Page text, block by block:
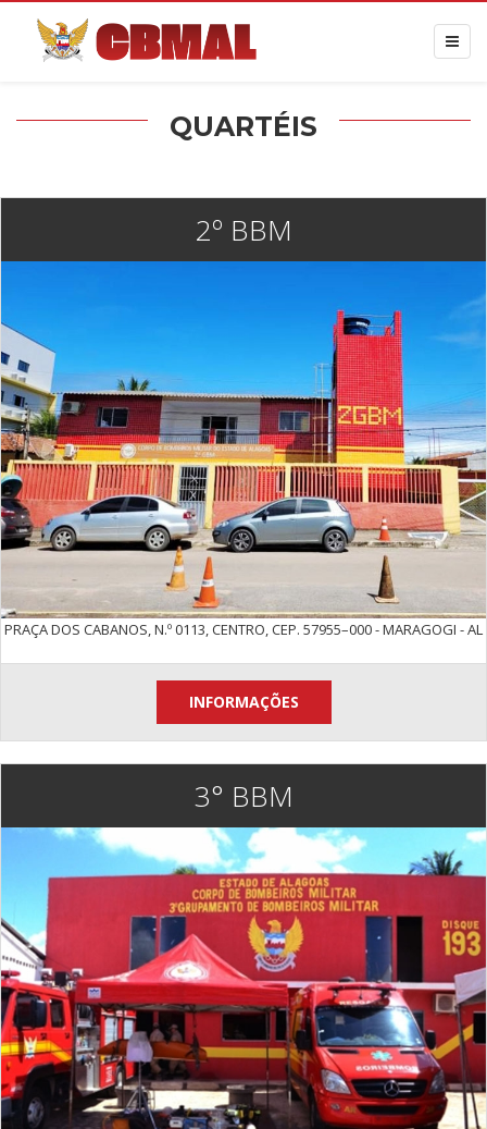
QUARTÉIS
2º BBM
PRAÇA DOS CABANOS, N.º 0113, CENTRO, CEP. 57955–000 - MARAGOGI - AL
INFORMAÇÕES
3° BBM